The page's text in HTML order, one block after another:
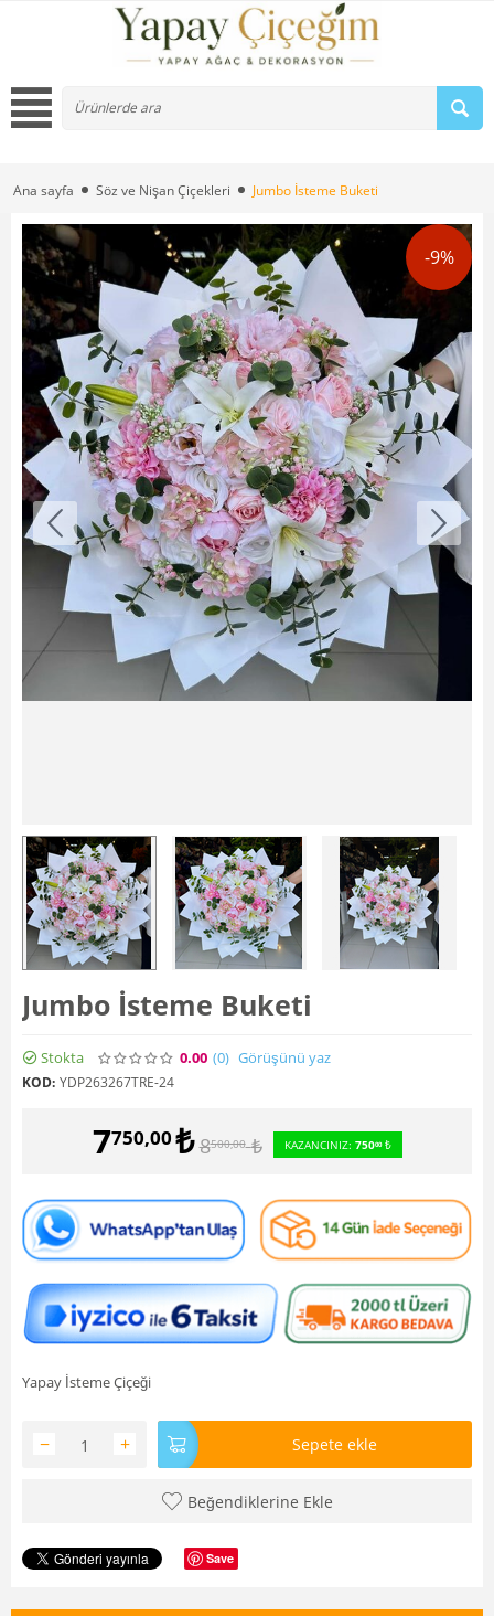
Ana sayfa Söz ve Nişan Çiçekleri Jumbo İsteme Buketi
-9%
Jumbo İsteme Buketi
Stokta 0.00 (0) Görüşünü yaz
KOD: YDP263267TRE-24
7750,00₺ 8500,00 ₺ KAZANCINIZ: 75000₺
Yapay İsteme Çiçeği
+
− Sepete ekle
Beğendiklerine Ekle
Save